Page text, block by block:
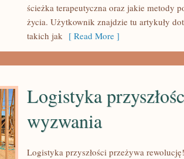
REHABILITACJI
ścieżka terapeutyczna oraz jakie metody
życia. Użytkownik znajdzie tu artykuły
takich jak [ Read More ]
Logistyka
wyzwania
Logistyka przyszłości przeżywa